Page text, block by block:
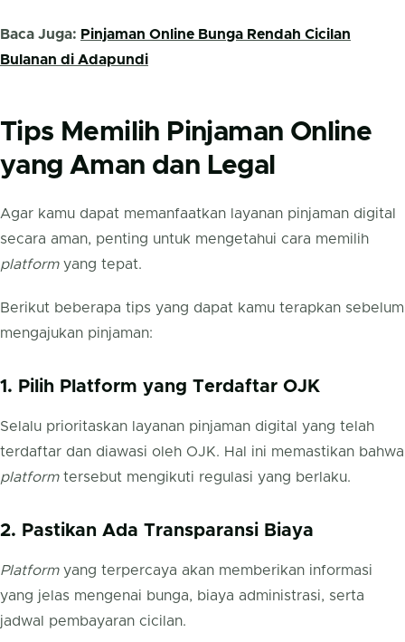
Baca Juga: Pinjaman Online Bunga Rendah Cicilan
Bulanan di Adapundi
Tips Memilih Pinjaman Online
yang Aman dan Legal
Agar kamu dapat memanfaatkan layanan pinjaman digital
secara aman, penting untuk mengetahui cara memilih
platformyang tepat.
Berikut beberapa tips yang dapat kamu terapkan sebelum
mengajukan pinjaman:
1. Pilih Platform yang Terdaftar OJK
Selalu prioritaskan layanan pinjaman digital yang telah
terdaftar dan diawasi oleh OJK. Hal ini memastikan bahwa
platformtersebut mengikuti regulasi yang berlaku.
2. Pastikan Ada Transparansi Biaya
Platformyang terpercaya akan memberikan informasi
yang jelas mengenai bunga, biaya administrasi, serta
jadwal pembayaran cicilan.